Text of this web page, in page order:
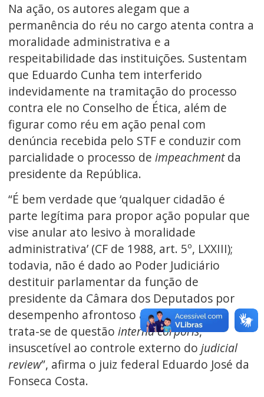
Na ação, os autores alegam que a
permanência do réu no cargo atenta contra a
moralidade administrativa e a
respeitabilidade das instituições. Sustentam
que Eduardo Cunha tem interferido
indevidamente na tramitação do processo
contra ele no Conselho de Ética, além de
figurar como réu em ação penal com
denúncia recebida pelo STF e conduzir com
parcialidade o processo de impeachmentda
presidente da República.
“É bem verdade que ‘qualquer cidadão é
parte legítima para propor ação popular que
vise anular ato lesivo à moralidade
administrativa’ (CF de 1988, art. 5º, LXXIII);
todavia, não é dado ao Poder Judiciário
destituir parlamentar da função de
presidente da Câmara dos Deputados por
desempenho afrontoso à moral pública:
trata-se de questão interna corporis,
insuscetível ao controle externo do judicial
review”, afirma o juiz federal Eduardo José da
Fonseca Costa.